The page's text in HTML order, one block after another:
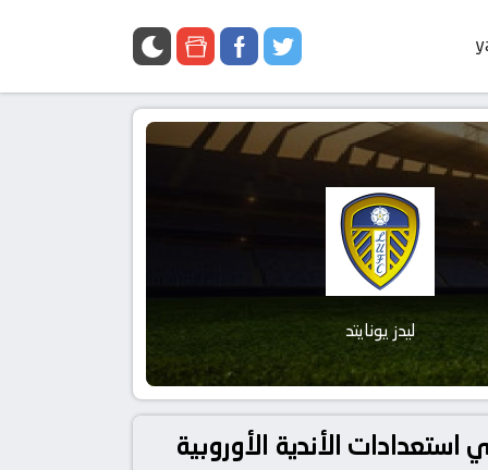
ليدز يونايتد
يونايتد و ليدز يونايتد بتاريخ 2023-07-12 في دوري استعدادات الأندية الأوروبية